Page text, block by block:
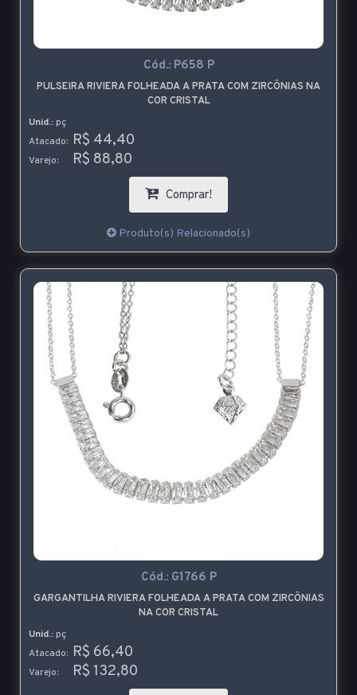
Cód.: P658 P
PULSEIRA RIVIERA FOLHEADA A PRATA COM ZIRCÔNIAS NA
COR CRISTAL
Unid.: pç
Atacado: R$ 44,40
Varejo: R$ 88,80
Comprar!
Produto(s) Relacionado(s)
Cód.: G1766 P
GARGANTILHA RIVIERA FOLHEADA A PRATA COM ZIRCÔNIAS
NA COR CRISTAL
Unid.: pç
Atacado: R$ 66,40
Varejo: R$ 132,80